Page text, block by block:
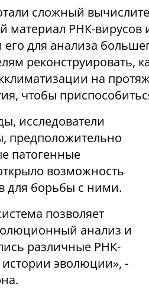
сложный
материал РНК-вирусов
его для анализа
реконструировать,
на
чтобы
исследователи
предположительно
патогенные
возможность
для борьбы с ними.
позволяет
анализ и
различные РНК-
эволюции», -